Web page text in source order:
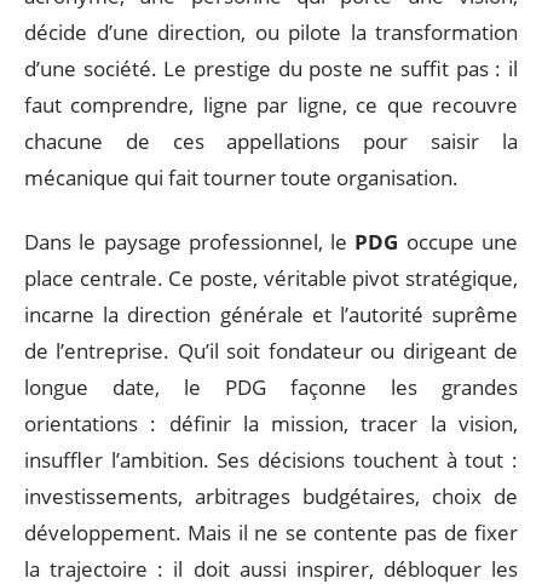
décide d’une direction, ou pilote la transformation
d’une société. Le prestige du poste ne suffit pas : il
faut comprendre, ligne par ligne, ce que recouvre
chacune de ces appellations pour saisir la
mécanique qui fait tourner toute organisation.
Dans le paysage professionnel, le PDG occupe une
place centrale. Ce poste, véritable pivot stratégique,
incarne la direction générale et l’autorité suprême
de l’entreprise. Qu’il soit fondateur ou dirigeant de
longue date, le PDG façonne les grandes
orientations : définir la mission, tracer la vision,
insuffler l’ambition. Ses décisions touchent à tout :
investissements, arbitrages budgétaires, choix de
développement. Mais il ne se contente pas de fixer
la trajectoire : il doit aussi inspirer, débloquer les